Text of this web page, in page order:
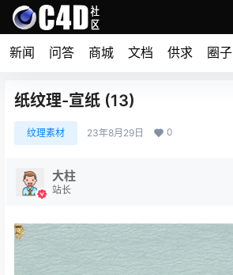
新闻 问答 商城 文档 供求 圈子
纸纹理-宣纸 (13)
纹理素材 23年8月29日 0
大柱
站长